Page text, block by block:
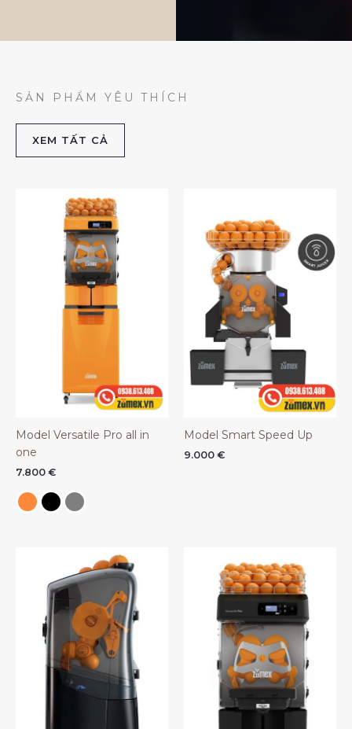
SẢN PHẨM YÊU THÍCH
XEM TẤT CẢ
Model Versatile Pro all in
one
7.800 €
Model Smart Speed Up
9.000 €